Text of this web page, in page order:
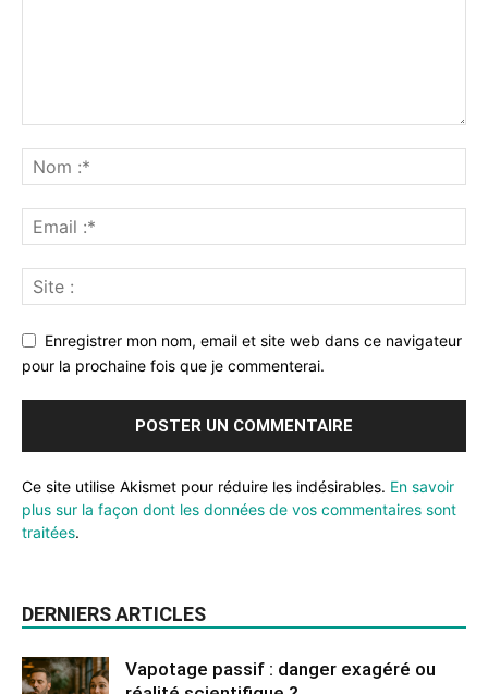
Enregistrer mon nom, email et site web dans ce navigateur
pour la prochaine fois que je commenterai.
Ce site utilise Akismet pour réduire les indésirables. En savoir
plus sur la façon dont les données de vos commentaires sont
traitées.
DERNIERS ARTICLES
Vapotage passif : danger exagéré ou